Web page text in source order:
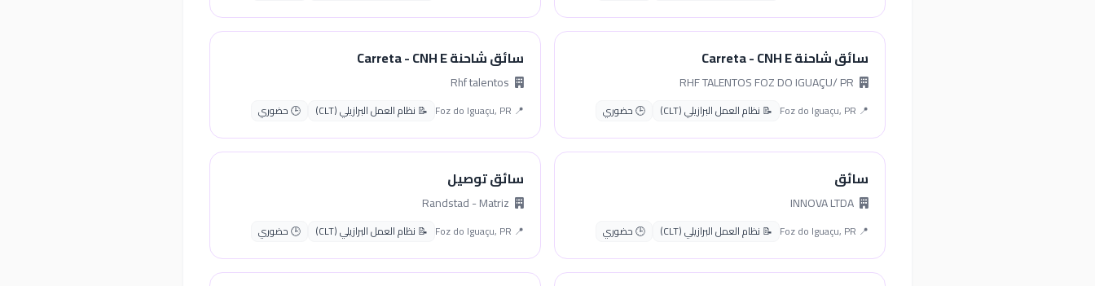
سائق شاحنة Carreta - CNH E
📍 Foz do Iguaçu, PR 📝 نظام العمل البرازيلي (CLT) 🕒 حضوري
سائق شاحنة Carreta - CNH E
📍 Foz do Iguaçu, PR 📝 نظام العمل البرازيلي (CLT) 🕒 حضوري
سائق
📍 Foz do Iguaçu, PR 📝 نظام العمل البرازيلي (CLT) 🕒 حضوري
سائق توصيل
📍 Foz do Iguaçu, PR 📝 نظام العمل البرازيلي (CLT) 🕒 حضوري